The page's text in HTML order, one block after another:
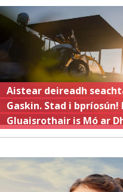
Aistear deireadh
Gaskin. Stad i bpríosún!
Gluaisrothair is Mó ar